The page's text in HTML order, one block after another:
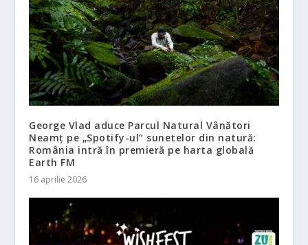
George Vlad aduce Parcul Natural Vânători
Neamț pe „Spotify-ul” sunetelor din natură:
România intră în premieră pe harta globală
Earth FM
16 aprilie 2026